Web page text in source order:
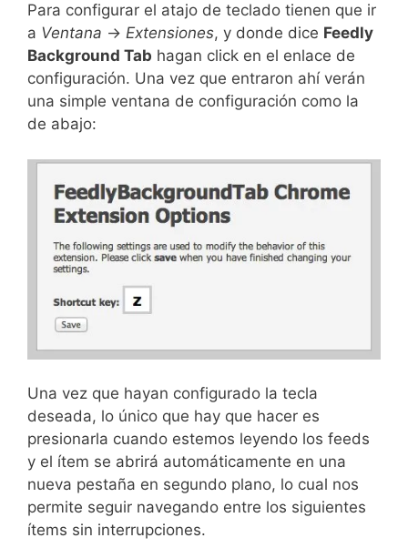
Para configurar el atajo de teclado tienen que ir
a Ventana -> Extensiones, y donde dice Feedly
Background Tab hagan click en el enlace de
configuración. Una vez que entraron ahí verán
una simple ventana de configuración como la
de abajo:
Una vez que hayan configurado la tecla
deseada, lo único que hay que hacer es
presionarla cuando estemos leyendo los feeds
y el ítem se abrirá automáticamente en una
nueva pestaña en segundo plano, lo cual nos
permite seguir navegando entre los siguientes
ítems sin interrupciones.